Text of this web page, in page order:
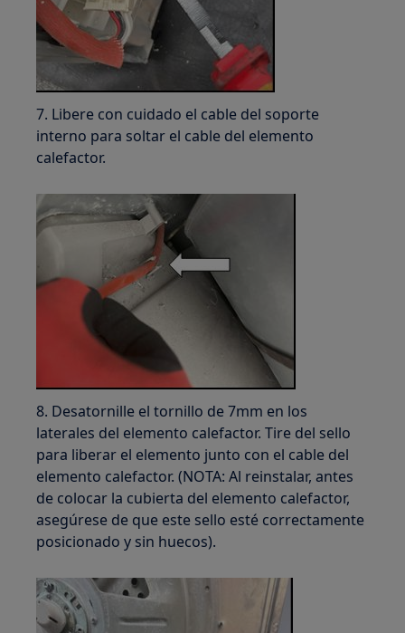
7. Libere con cuidado el cable del soporte
interno para soltar el cable del elemento
calefactor.
8. Desatornille el tornillo de 7mm en los
laterales del elemento calefactor. Tire del sello
para liberar el elemento junto con el cable del
elemento calefactor. (NOTA: Al reinstalar, antes
de colocar la cubierta del elemento calefactor,
asegúrese de que este sello esté correctamente
posicionado y sin huecos).